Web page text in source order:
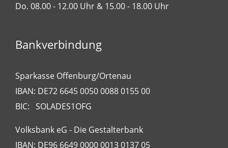
Do. 08.00 - 12.00 Uhr & 15.00 - 18.00 Uhr
Bankverbindung
Sparkasse Offenburg/Ortenau
IBAN: DE72 6645 0050 0088 0155 00
BIC: SOLADES1OFG
Volksbank eG - Die Gestalterbank
IBAN: DE96 6649 0000 0013 0137 05